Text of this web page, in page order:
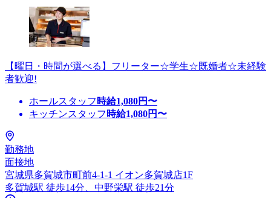
【曜日・時間が選べる】フリーター☆学生☆既婚者☆未経験
者歓迎!
ホールスタッフ 時給1,080円〜
キッチンスタッフ 時給1,080円〜
勤務地
面接地
宮城県多賀城市町前4-1-1 イオン多賀城店1F
多賀城駅 徒歩14分、中野栄駅 徒歩21分